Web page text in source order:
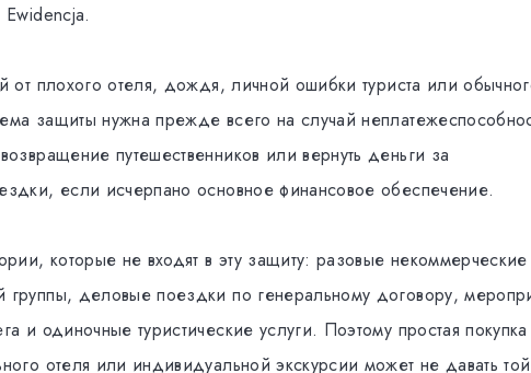
Ewidencja.
от плохого отеля, дождя, личной ошибки туриста или
защиты нужна прежде всего на случай
путешественников или вернуть деньги за
если исчерпано основное финансовое обеспечение.
которые не входят в эту защиту: разовые некоммерческие
группы, деловые поездки по генеральному договору,
и одиночные туристические услуги. Поэтому простая покупка
отеля или индивидуальной экскурсии может не давать